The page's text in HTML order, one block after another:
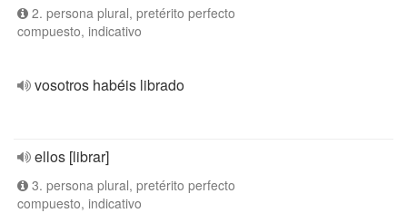
2. persona plural, pretérito perfecto
compuesto, indicativo
vosotros habéis librado
ellos [librar]
3. persona plural, pretérito perfecto
compuesto, indicativo